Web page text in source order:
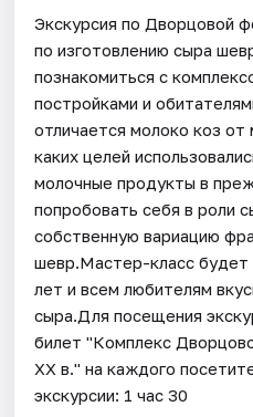
Экскурсия по Дворцовой
по изготовлению сыра
познакомиться с
постройками и
отличается молоко коз
каких целей
молочные продукты в
попробовать себя в роли
собственную вариацию
шевр.Мастер-класс будет
лет и всем любителям
сыра.Для посещения
билет "Комплекс
XX в." на каждого
экскурсии: 1 час 30